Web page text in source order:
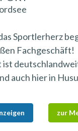
Sportlerherz
Fachgeschäft!
auch hier in
zur